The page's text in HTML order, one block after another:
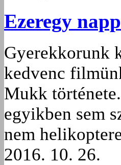
Ezeregy
Gyerekkorunk
kedvenc
Mukk
egyikben sem
nem
2016. 10. 26.